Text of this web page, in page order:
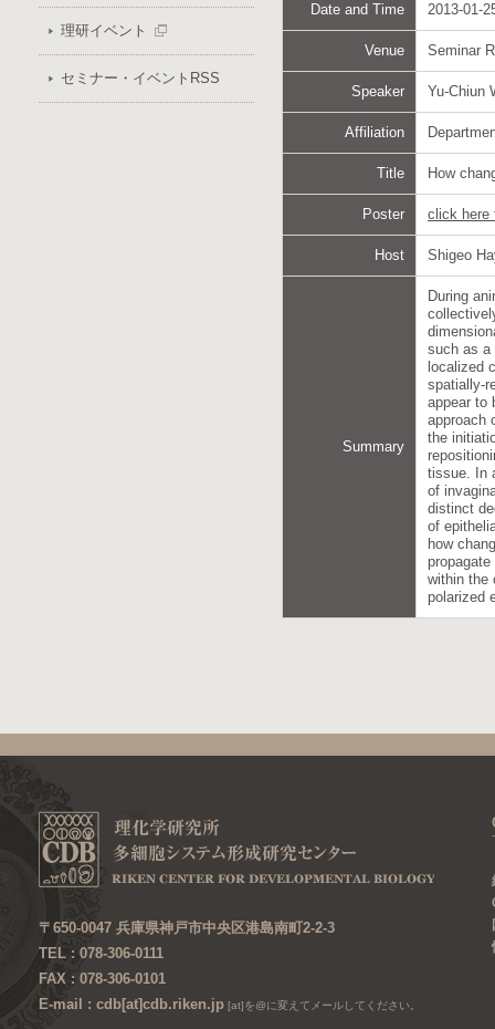
理研イベント
セミナー・イベントRSS
Date and Time 2013-01-
Venue Seminar
Speaker Yu-Chiun
Affiliation
Title How
Poster click here
Host Shigeo
Summary
During
such as a
localized
spatially-
appear to
approach
the
tissue. In
of
distinct
of
how
within the
polarized
〒650-0047 兵庫県神戸市中央区港島南町2-2-3
TEL : 078-306-0111
FAX : 078-306-0101
E-mail : cdb[at]cdb.riken.jp [at]を@に変えてメールしてください。